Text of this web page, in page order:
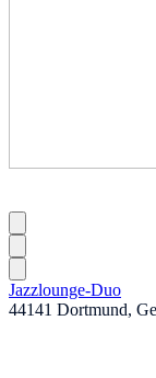
Jazzlounge-Duo
44141 Dortmund,